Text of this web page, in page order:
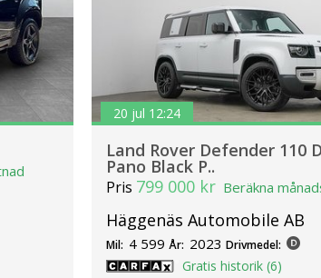
20 jul 12:24
Land Rover Defender 110
Pano Black P..
Pris 799 000 kr Beräkna
Häggenäs Automobile AB
Mil: 4 599 År: 2023 Drivmedel:
Gratis historik (6)